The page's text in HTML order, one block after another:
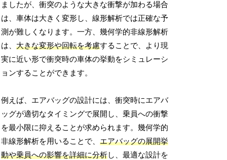
ましたが、衝突のような大きな衝撃が加わる場合
は、車体は大きく変形し、線形解析では正確な予
測が難しくなります。一方、幾何学的非線形解析
は、大きな変形や回転を考慮することで、より現
実に近い形で衝突時の車体の挙動をシミュレーシ
ョンすることができます。
例えば、エアバッグの設計には、衝突時にエアバ
ッグが適切なタイミングで展開し、乗員への衝撃
を最小限に抑えることが求められます。幾何学的
非線形解析を用いることで、エアバッグの展開挙
動や乗員への影響を詳細に分析し、最適な設計を